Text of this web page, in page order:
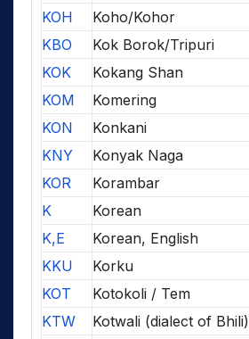
KOH
Koho/Kohor
KBO
Kok Borok/Tripuri
KOK
Kokang Shan
KOM
Komering
KON
Konkani
KNY
Konyak Naga
KOR
Korambar
K
Korean
K,E
Korean, English
KKU
Korku
KOT
Kotokoli / Tem
KTW
Kotwali (dialect of Bhili)